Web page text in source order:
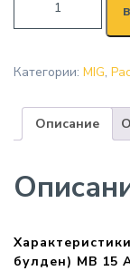
Категории: MIG,
Описание
булден) MB 15